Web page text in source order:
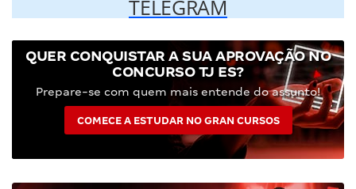
TELEGRAM
QUER CONQUISTAR A SUA APROVAÇÃO NO
CONCURSO TJ ES?
Prepare-se com quem mais entende do assunto!
COMECE A ESTUDAR NO GRAN CURSOS